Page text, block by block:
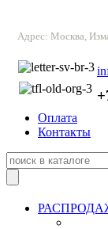
Адрес: Москва,
Оплата
Контакты